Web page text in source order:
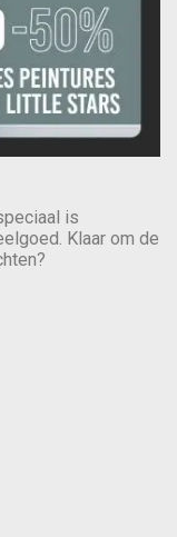
is
Klaar om de